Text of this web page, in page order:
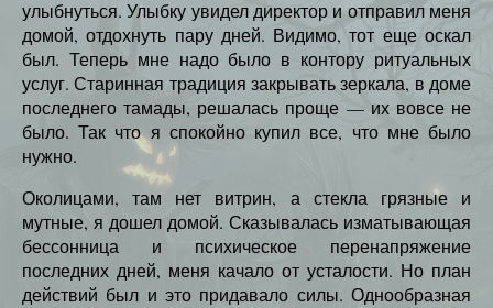
улыбнуться. Улыбку увидел директор и отправил меня
домой, отдохнуть пару дней. Видимо, тот еще оскал
был. Теперь мне надо было в контору ритуальных
услуг. Старинная традиция закрывать зеркала, в доме
последнего тамады, решалась проще — их вовсе не
было. Так что я спокойно купил все, что мне было
нужно.
Околицами, там нет витрин, а стекла грязные и
мутные, я дошел домой. Сказывалась изматывающая
бессонница и психическое перенапряжение
последних дней, меня качало от усталости. Но план
действий был и это придавало силы. Однообразная